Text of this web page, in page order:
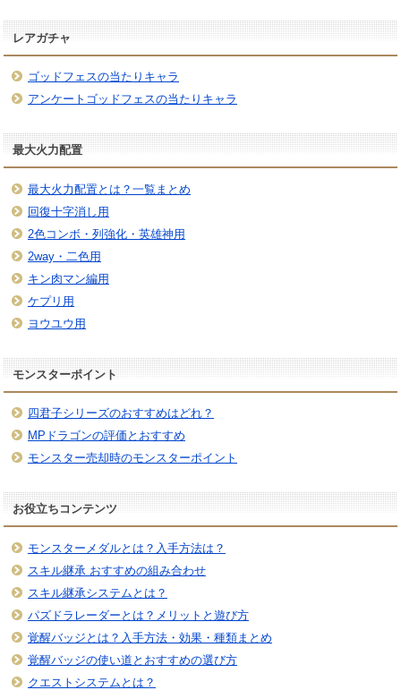
レアガチャ
ゴッドフェスの当たりキャラ
アンケートゴッドフェスの当たりキャラ
最大火力配置
最大火力配置とは？一覧まとめ
回復十字消し用
2色コンボ・列強化・英雄神用
2way・二色用
キン肉マン編用
ケプリ用
ヨウユウ用
モンスターポイント
四君子シリーズのおすすめはどれ？
MPドラゴンの評価とおすすめ
モンスター売却時のモンスターポイント
お役立ちコンテンツ
モンスターメダルとは？入手方法は？
スキル継承 おすすめの組み合わせ
スキル継承システムとは？
パズドラレーダーとは？メリットと遊び方
覚醒バッジとは？入手方法・効果・種類まとめ
覚醒バッジの使い道とおすすめの選び方
クエストシステムとは？